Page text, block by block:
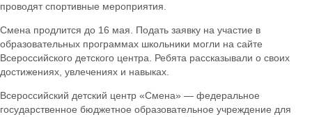
проводят спортивные мероприятия.
Смена продлится до 16 мая. Подать заявку на участие в
образовательных программах школьники могли на сайте
Всероссийского детского центра. Ребята рассказывали о своих
достижениях, увлечениях и навыках.
Всероссийский детский центр «Смена» — федеральное
государственное бюджетное образовательное учреждение для